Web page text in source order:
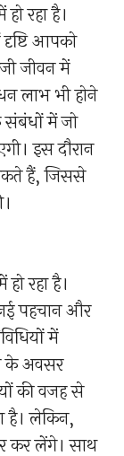
रहा है।
आपको
जीवन में
लाभ भी होने
में जो
इस दौरान
हैं, जिससे
रहा है।
पहचान और
में
के अवसर
की वजह से
है। लेकिन,
कर लेंगे। साथ